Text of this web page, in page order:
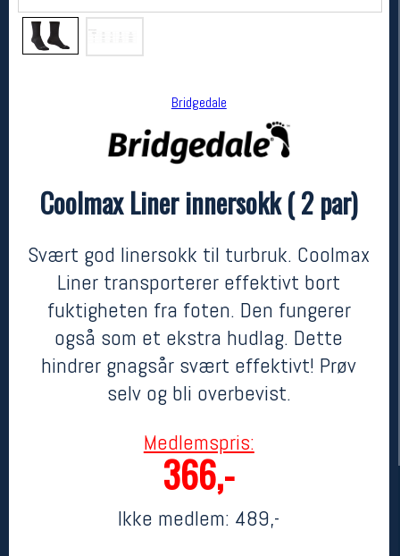
Bridgedale
Coolmax Liner innersokk ( 2 par)
Svært god linersokk til turbruk. Coolmax
Liner transporterer effektivt bort
fuktigheten fra foten. Den fungerer
også som et ekstra hudlag. Dette
hindrer gnagsår svært effektivt! Prøv
selv og bli overbevist.
Medlemspris:
366,-
Ikke medlem: 489,-
Bridgedale
Coolmax Liner innersokk ( 2 par)
489,- MEDLEM:366,-